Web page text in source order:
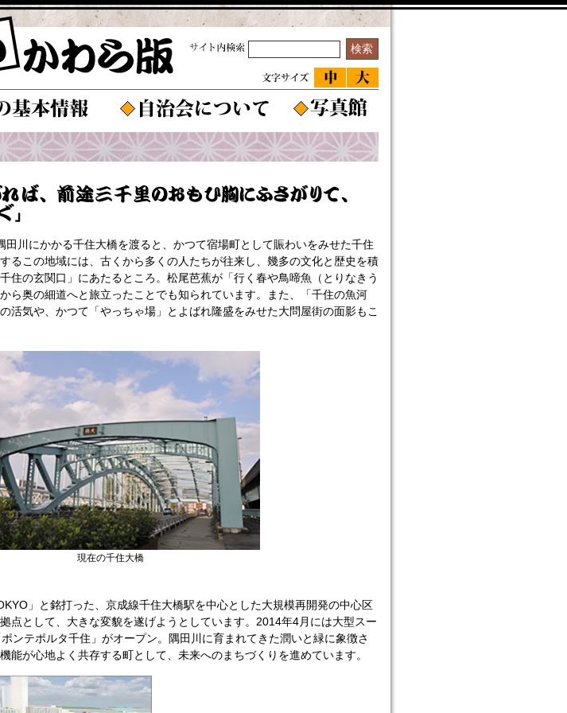
川にかかる千住大橋を渡ると、かつて宿場町として賑わいをみせた千住
るこの地域には、古くから多くの人たちが往来し、幾多の文化と歴史を積
住の玄関口」にあたるところ。松尾芭蕉が「行く春や鳥啼魚（とりなきう
ら奥の細道へと旅立ったことでも知られています。また、「千住の魚河
活気や、かつて「やっちゃ場」とよばれ隆盛をみせた大問屋街の面影もこ
現在の千住大橋
」と銘打った、京成線千住大橋駅を中心とした大規模再開発の中心区
点として、大きな変貌を遂げようとしています。2014年4月には大型スー
ンテポルタ千住」がオープン。隅田川に育まれてきた潤いと緑に象徴さ
能が心地よく共存する町として、未来へのまちづくりを進めています。